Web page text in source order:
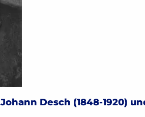
3
Desch (1848-1920)